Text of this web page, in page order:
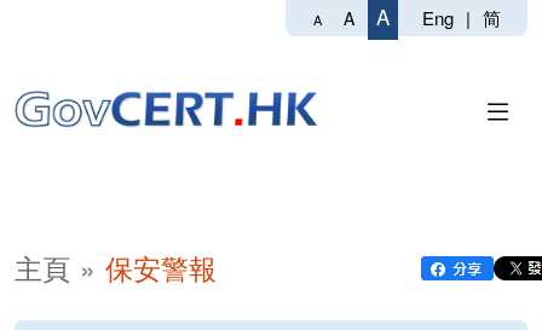
A A A Eng | 简
主頁 保安警報